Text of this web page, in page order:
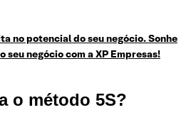
no potencial do seu negócio. Sonhe
seu negócio com a XP Empresas!
o método 5S?